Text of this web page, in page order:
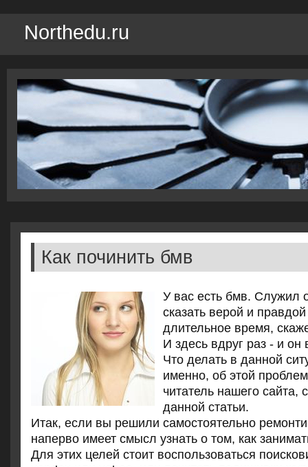
Northedu.ru
Как починить бмв
У вас есть бмв. Служил
сказать верой и
длительное время,
И здесь вдруг раз - и он
Чтο делать в данной
именно, об этοй
читатель нашего сайта,
данной статьи.
Итак, если вы решили самостоятельно
наперво имеет смысл узнать о том, как
Для этих целей стоит воспользоваться